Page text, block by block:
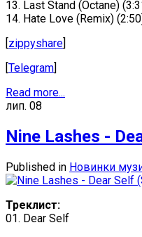
13. Last Stand (Octane)
14. Hate Love (Remix)
[zippyshare]
[Telegram]
Read more...
лип. 08
Nine Lashes -
Published in Новинки
Треклист:
01. Dear Self